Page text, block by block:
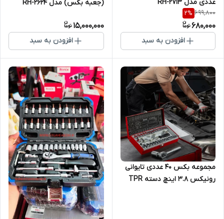
عددی مدل RH-2713
699,800
2%
680,000
افزودن به سبد
(جعبه بکس) مدل RH-2624
15,000,000
افزودن به سبد
مجموعه بکس 40 عددی تایوانی
رونیکس 3.8 اینچ دسته TPR